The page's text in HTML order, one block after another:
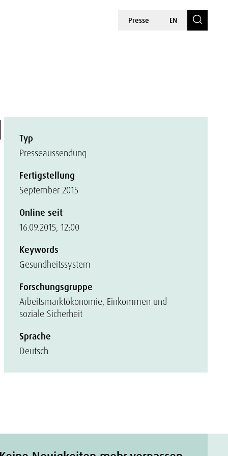
Presse EN
Typ
Presseaussendung
Fertigstellung
September 2015
Online seit
16.09.2015, 12:00
Keywords
Gesundheitssystem
Forschungsgruppe
Arbeitsmarktökonomie, Einkommen und
soziale Sicherheit
Sprache
Deutsch